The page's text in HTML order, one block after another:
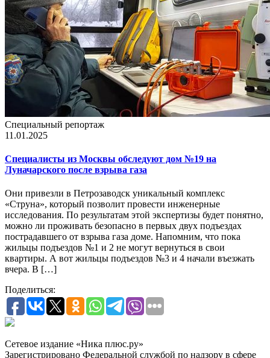
Специальный репортаж
11.01.2025
Специалисты из Москвы обследуют дом №19 на
Луначарского после взрыва газа
Они привезли в Петрозаводск уникальный комплекс
«Струна», который позволит провести инженерные
исследования. По результатам этой экспертизы будет понятно,
можно ли проживать безопасно в первых двух подъездах
пострадавшего от взрыва газа доме. Напомним, что пока
жильцы подъездов №1 и 2 не могут вернуться в свои
квартиры. А вот жильцы подъездов №3 и 4 начали въезжать
вчера. В […]
Поделиться:
Сетевое издание «Ника плюс.ру»
Зарегистрировано Федеральной службой по надзору в сфере